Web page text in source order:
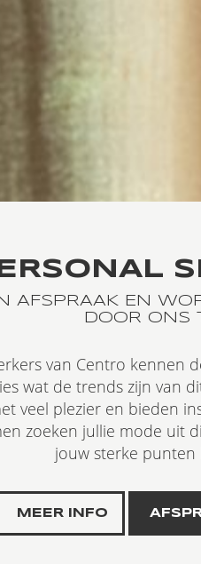
AFSPRAAK EN
DOOR ONS
van Centro kennen
wat de trends zijn van
veel plezier en bieden
zoeken jullie mode uit
jouw sterke
MEER INFO